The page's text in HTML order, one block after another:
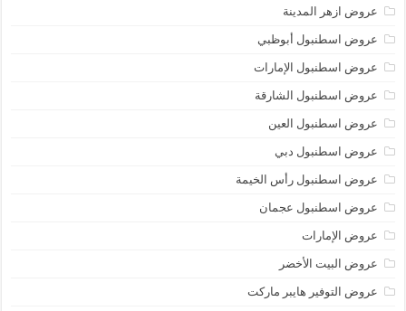
عروض ازهر المدينة
عروض اسطنبول أبوظبي
عروض اسطنبول الإمارات
عروض اسطنبول الشارقة
عروض اسطنبول العين
عروض اسطنبول دبي
عروض اسطنبول رأس الخيمة
عروض اسطنبول عجمان
عروض الإمارات
عروض البيت الأخضر
عروض التوفير هايبر ماركت